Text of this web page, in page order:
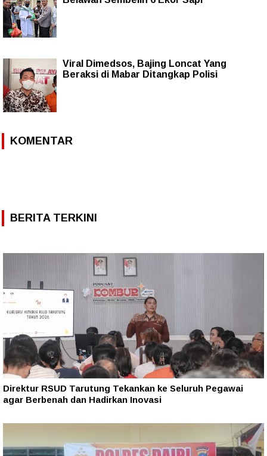
Viral Dimedsos, Bajing Loncat Yang
Beraksi di Mabar Ditangkap Polisi
KOMENTAR
BERITA TERKINI
Direktur RSUD Tarutung Tekankan ke Seluruh Pegawai
agar Berbenah dan Hadirkan Inovasi